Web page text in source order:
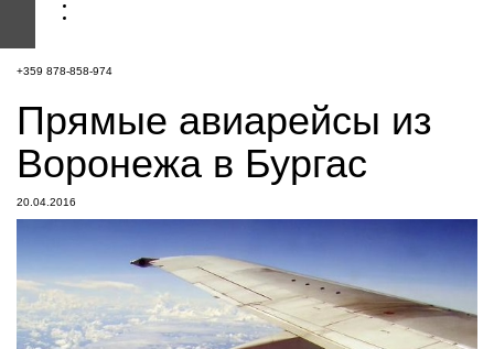
+359 878-858-974
Прямые авиарейсы из
Воронежа в Бургас
20.04.2016